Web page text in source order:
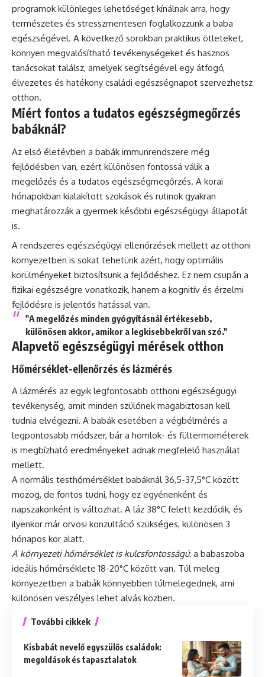
programok különleges lehetőséget kínálnak arra, hogy
természetes és stresszmentesen foglalkozzunk a baba
egészségével. A következő sorokban praktikus ötleteket,
könnyen megvalósítható tevékenységeket és hasznos
tanácsokat találsz, amelyek segítségével egy átfogó,
élvezetes és hatékony családi egészségnapot szervezhetsz
otthon.
Miért fontos a tudatos egészségmegőrzés
babáknál?
Az első életévben a babák immunrendszere még
fejlődésben van, ezért különösen fontossá válik a
megelőzés és a tudatos egészségmegőrzés. A korai
hónapokban kialakított szokások és rutinok gyakran
meghatározzák a gyermek későbbi egészségügyi állapotát
is.
A rendszeres egészségügyi ellenőrzések mellett az otthoni
környezetben is sokat tehetünk azért, hogy optimális
körülményeket biztosítsunk a fejlődéshez. Ez nem csupán a
fizikai egészségre vonatkozik, hanem a kognitív és érzelmi
fejlődésre is jelentős hatással van.
"A megelőzés minden gyógyításnál értékesebb,
különösen akkor, amikor a legkisebbekről van szó."
Alapvető egészségügyi mérések otthon
Hőmérséklet-ellenőrzés és lázmérés
A lázmérés az egyik legfontosabb otthoni egészségügyi
tevékenység, amit minden szülőnek magabiztosan kell
tudnia elvégezni. A babák esetében a végbélmérés a
legpontosabb módszer, bár a homlok- és fültermométerek
is megbízható eredményeket adnak megfelelő használat
mellett.
A normális testhőmérséklet babáknál 36,5-37,5°C között
mozog, de fontos tudni, hogy ez egyénenként és
napszakonként is változhat. A láz 38°C felett kezdődik, és
ilyenkor már orvosi konzultáció szükséges, különösen 3
hónapos kor alatt.
A környezeti hőmérséklet is kulcsfontosságú: a babaszoba
ideális hőmérséklete 18-20°C között van. Túl meleg
környezetben a babák könnyebben túlmelegednek, ami
különösen veszélyes lehet alvás közben.
További cikkek
Kisbabát nevelő egyszülős családok:
megoldások és tapasztalatok